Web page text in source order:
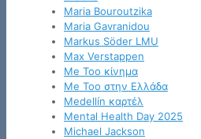
Maria Bouroutzika
Maria Gavranidou
Markus Söder LMU
Max Verstappen
Me Too κίνημα
Me Too στην Ελλάδα
Medellín καρτέλ
Mental Health Day 2025
Michael Jackson